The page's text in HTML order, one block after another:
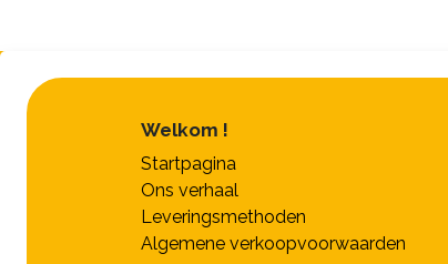
Welkom !
Startpagina
Ons verhaal
Leveringsmethoden
Algemene verkoopvoorwaarden